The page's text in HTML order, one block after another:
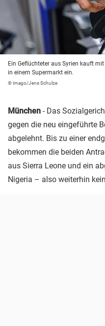
Ein Geflüchteter aus Syrien kauft
in einem Supermarkt ein.
© imago/Jens Schulze
München - Das
gegen die neu eingeführte
abgelehnt. Bis zu einer
bekommen die beiden
aus Sierra Leone und ein
Nigeria – also weiterhin